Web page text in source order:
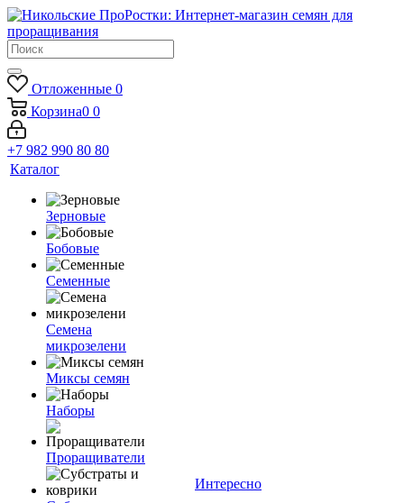
Отложенные 0
Корзина0 0
+7 982 990 80 80
Каталог
Зерновые
Бобовые
Семенные
Семена
микрозелени
Миксы семян
Наборы
Проращиватели
Интересно